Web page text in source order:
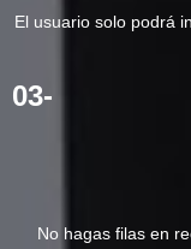
El usuario solo podrá
03-
No hagas filas en